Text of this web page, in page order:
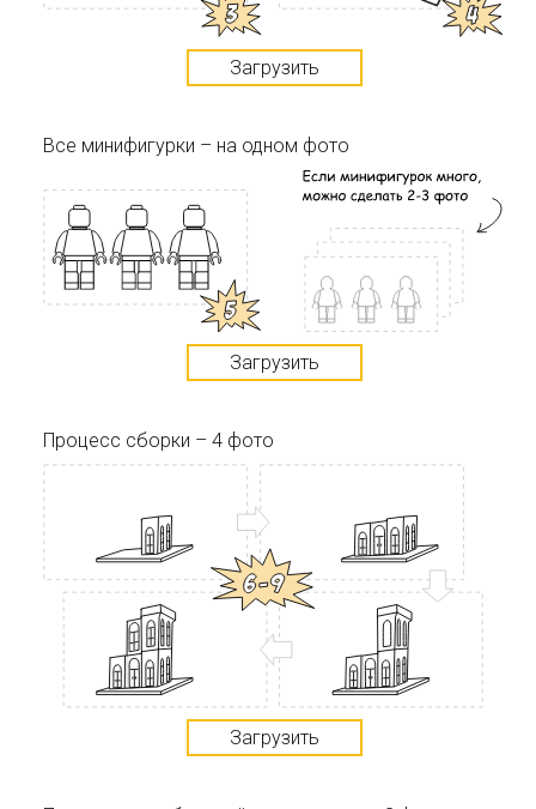
Загрузить
Все минифигурки – на одном фото
Загрузить
Процесс сборки – 4 фото
Загрузить